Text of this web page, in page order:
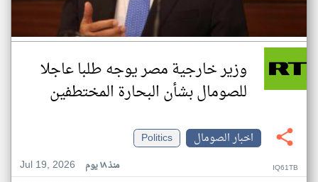
وزير خارجية مصر يوجه طلبا عاجلا
للصومال بشأن البحارة المختطفين
اخبار الصومال
Politics
Jul 19, 2026
منذ ١٨ يوم IQ61TB